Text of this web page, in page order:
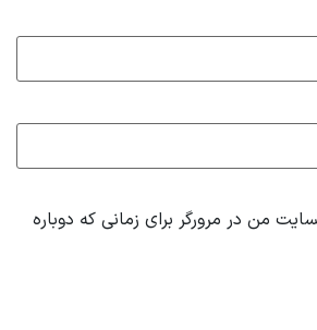
من در مرورگر برای زمانی که دوباره